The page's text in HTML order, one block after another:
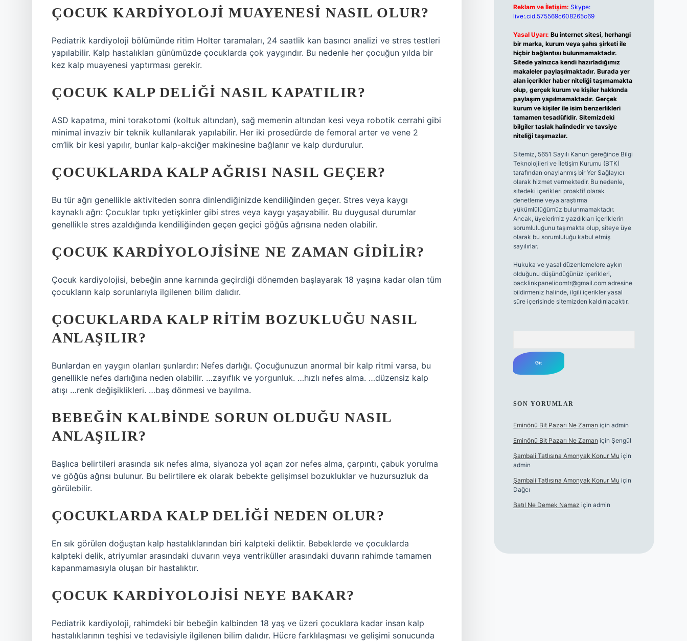
ÇOCUK KARDIYOLOJI MUAYENESI NASIL OLUR?
Pediatrik kardiyoloji bölümünde ritim Holter taramaları, 24 saatlik kan basıncı analizi ve stres testleri
yapılabilir. Kalp hastalıkları günümüzde çocuklarda çok yaygındır. Bu nedenle her çocuğun yılda bir
kez kalp muayenesi yaptırması gerekir.
ÇOCUK KALP DELIĞI NASIL KAPATILIR?
ASD kapatma, mini torakotomi (koltuk altından), sağ memenin altından kesi veya robotik cerrahi gibi
minimal invaziv bir teknik kullanılarak yapılabilir. Her iki prosedürde de femoral arter ve vene 2
cm’lik bir kesi yapılır, bunlar kalp-akciğer makinesine bağlanır ve kalp durdurulur.
ÇOCUKLARDA KALP AĞRISI NASIL GEÇER?
Bu tür ağrı genellikle aktiviteden sonra dinlendiğinizde kendiliğinden geçer. Stres veya kaygı
kaynaklı ağrı: Çocuklar tıpkı yetişkinler gibi stres veya kaygı yaşayabilir. Bu duygusal durumlar
genellikle stres azaldığında kendiliğinden geçen geçici göğüs ağrısına neden olabilir.
ÇOCUK KARDIYOLOJISINE NE ZAMAN GIDILIR?
Çocuk kardiyolojisi, bebeğin anne karnında geçirdiği dönemden başlayarak 18 yaşına kadar olan tüm
çocukların kalp sorunlarıyla ilgilenen bilim dalıdır.
ÇOCUKLARDA KALP RITIM BOZUKLUĞU NASIL
ANLAŞILIR?
Bunlardan en yaygın olanları şunlardır: Nefes darlığı. Çocuğunuzun anormal bir kalp ritmi varsa, bu
genellikle nefes darlığına neden olabilir. …zayıflık ve yorgunluk. …hızlı nefes alma. …düzensiz kalp
atışı …renk değişiklikleri. …baş dönmesi ve bayılma.
BEBEĞIN KALBINDE SORUN OLDUĞU NASIL
ANLAŞILIR?
Başlıca belirtileri arasında sık nefes alma, siyanoza yol açan zor nefes alma, çarpıntı, çabuk yorulma
ve göğüs ağrısı bulunur. Bu belirtilere ek olarak bebekte gelişimsel bozukluklar ve huzursuzluk da
görülebilir.
ÇOCUKLARDA KALP DELIĞI NEDEN OLUR?
En sık görülen doğuştan kalp hastalıklarından biri kalpteki deliktir. Bebeklerde ve çocuklarda
kalpteki delik, atriyumlar arasındaki duvarın veya ventriküller arasındaki duvarın rahimde tamamen
kapanmamasıyla oluşan bir hastalıktır.
ÇOCUK KARDIYOLOJISI NEYE BAKAR?
Pediatrik kardiyoloji, rahimdeki bir bebeğin kalbinden 18 yaş ve üzeri çocuklara kadar insan kalp
hastalıklarının teşhisi ve tedavisiyle ilgilenen bilim dalıdır. Hücre farklılaşması ve gelişimi sonucunda
Reklam ve İletişim: Skype:
live:.cid.575569c608265c69
Yasal Uyarı: Bu internet sitesi, herhangi
bir marka, kurum veya şahıs şirketi ile
hiçbir bağlantısı bulunmamaktadır.
Sitede yalnızca kendi hazırladığımız
makaleler paylaşılmaktadır. Burada yer
alan içerikler haber niteliği taşımamakta
olup, gerçek kurum ve kişiler hakkında
paylaşım yapılmamaktadır. Gerçek
kurum ve kişiler ile isim benzerlikleri
tamamen tesadüfidir. Sitemizdeki
bilgiler taslak halindedir ve tavsiye
niteliği taşımazlar.
Sitemiz, 5651 Sayılı Kanun gereğince Bilgi
Teknolojileri ve İletişim Kurumu (BTK)
tarafından onaylanmış bir Yer Sağlayıcı
olarak hizmet vermektedir. Bu nedenle,
sitedeki içerikleri proaktif olarak
denetleme veya araştırma
yükümlülüğümüz bulunmamaktadır.
Ancak, üyelerimiz yazdıkları içeriklerin
sorumluluğunu taşımakta olup, siteye üye
olarak bu sorumluluğu kabul etmiş
sayılırlar.
Hukuka ve yasal düzenlemelere aykırı
olduğunu düşündüğünüz içerikleri,
backlinkpanelicomtr@gmail.comadresine
bildirmeniz halinde, ilgili içerikler yasal
süre içerisinde sitemizden kaldırılacaktır.
SON YORUMLAR
Eminönü Bit Pazarı Ne Zaman için admin
Eminönü Bit Pazarı Ne Zaman için Şengül
Şambali Tatlısına Amonyak Konur Mu için
admin
Şambali Tatlısına Amonyak Konur Mu için
Dağcı
Batıl Ne Demek Namaz için admin